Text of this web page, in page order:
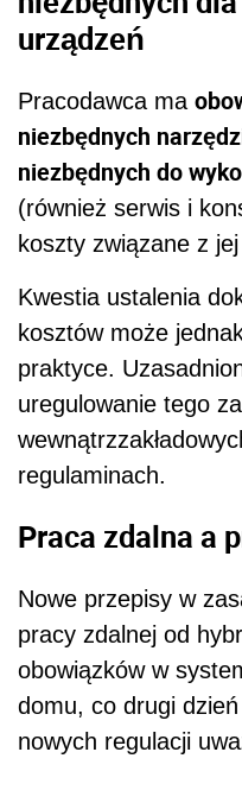
urządzeń
Pracodawca ma
niezbędnych
niezbędnych do
(również serwis i
koszty związane z
Kwestia ustalenia
kosztów może
praktyce.
uregulowanie tego
regulaminach.
Praca zdalna a
Nowe przepisy w
pracy zdalnej od
obowiązków w
domu, co drugi dzień
nowych regulacji